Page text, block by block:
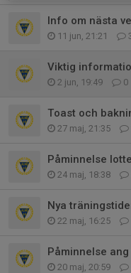
Info om nästa
11 jun, 21:21
Viktig
2 jun, 19:49 0
Toast och
27 maj, 21:35
Påminnelse
24 maj, 18:38
Nya
22 maj, 16:25
Påminnelse
20 maj, 20:59